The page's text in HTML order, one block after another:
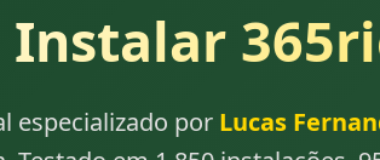
Instalar
especializado por Lucas